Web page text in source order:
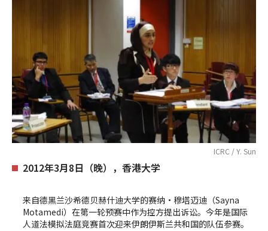
ICRC / Y. Sun
2012年3月8日（晚），香港大学
来自德黑兰沙希德贝赫什迪大学的赛纳•穆塔迈迪（Sayna
Motamedi）在第一轮预赛中作为控方提出诉讼。今年是国际
人道法模拟法庭竞赛首次迎来伊朗伊斯兰共和国的队伍参赛。